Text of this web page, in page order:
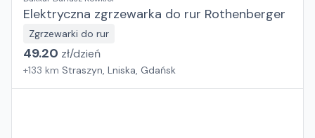
Elektryczna zgrzewarka do rur Rothenberger
Zgrzewarki do rur
49.20 zł/dzień
+133 km Straszyn, Lniska, Gdańsk